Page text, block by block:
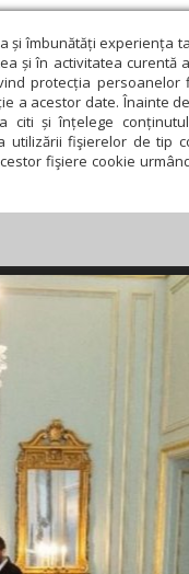
îmbunătăți experiența
și în activitatea curentă
protecția
a acestor date. Înainte
și înțelege
utilizării fişierelor de tip
fişiere cookie